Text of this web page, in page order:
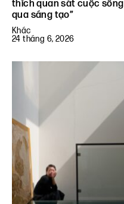
thích quan sát cuộc sống
qua sáng tạo”
Khác
24 tháng 6, 2026